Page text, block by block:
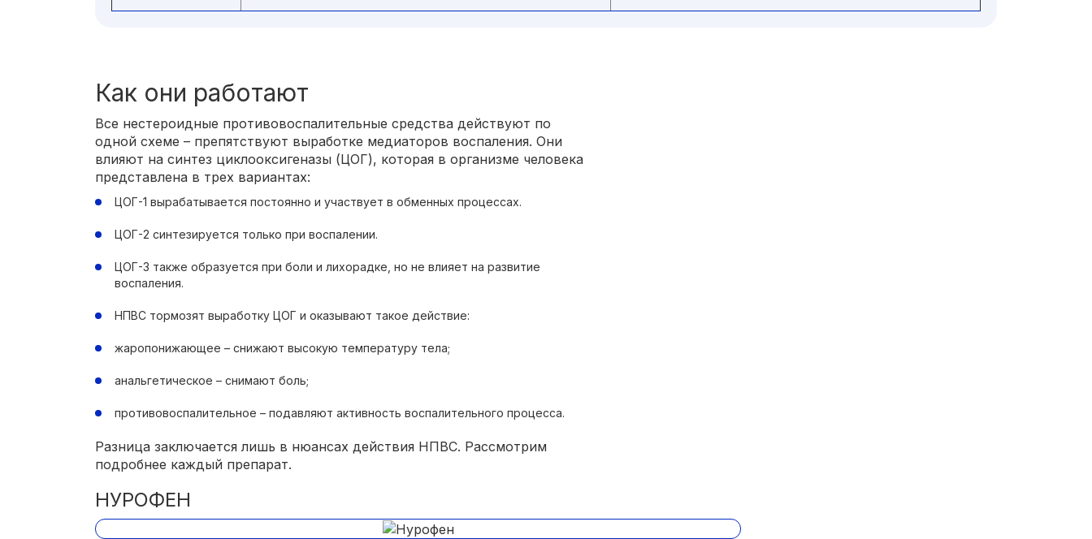
Как они работают
Все нестероидные противовоспалительные средства действуют по
одной схеме – препятствуют выработке медиаторов воспаления. Они
влияют на синтез циклооксигеназы (ЦОГ), которая в организме человека
представлена в трех вариантах:
ЦОГ-1 вырабатывается постоянно и участвует в обменных процессах.
ЦОГ-2 синтезируется только при воспалении.
ЦОГ-3 также образуется при боли и лихорадке, но не влияет на развитие
воспаления.
НПВС тормозят выработку ЦОГ и оказывают такое действие:
жаропонижающее – снижают высокую температуру тела;
анальгетическое – снимают боль;
противовоспалительное – подавляют активность воспалительного процесса.
Разница заключается лишь в нюансах действия НПВС. Рассмотрим
подробнее каждый препарат.
НУРОФЕН